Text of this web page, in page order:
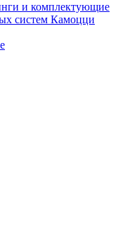
и комплектующие
систем Камоцци